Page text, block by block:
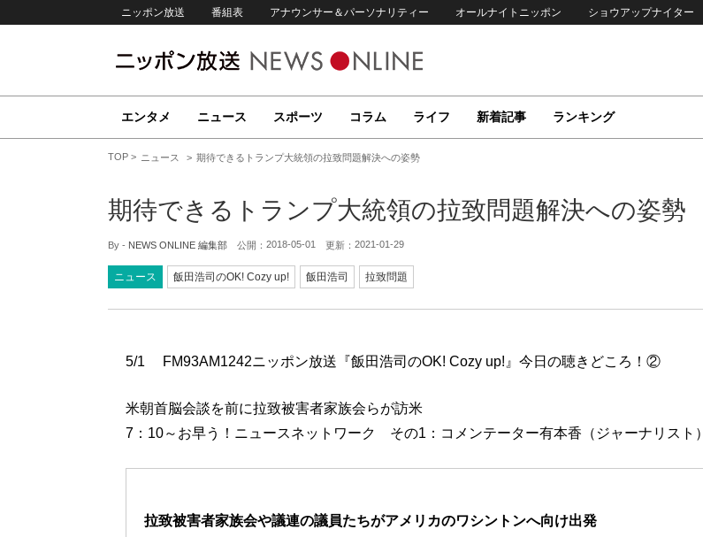
ニッポン放送 番組表 アナウンサー＆パーソナリティー オールナイトニッポン ショウアップナイター
エンタメ ニュース スポーツ コラム ライフ 新着記事 ランキング
TOP ニュース 期待できるトランプ大統領の拉致問題解決への姿勢
期待できるトランプ大統領の拉致問題解決への姿勢
By - NEWS ONLINE 編集部 公開： 2018-05-01 更新： 2021-01-29
ニュース 飯田浩司のOK! Cozy up! 飯田浩司 拉致問題
5/1 FM93AM1242ニッポン放送『飯田浩司のOK! Cozy up!』今日の聴きどころ！②
米朝首脳会談を前に拉致被害者家族会らが訪米
7：10～お早う！ニュースネットワーク その1：コメンテーター有本香（ジャーナリスト）
拉致被害者家族会や議連の議員たちがアメリカのワシントンへ向け出発